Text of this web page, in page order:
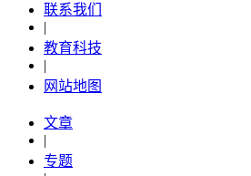
联系我们
|
教育科技
|
网站地图
文章
|
专题